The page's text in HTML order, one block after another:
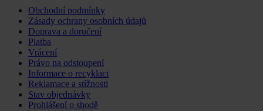
Obchodní podmínky
Zásady ochrany osobních údajů
Doprava a doručení
Platba
Vrácení
Právo na odstoupení
Informace o recyklaci
Reklamace a stížnosti
Stav objednávky
Prohlášení o shodě